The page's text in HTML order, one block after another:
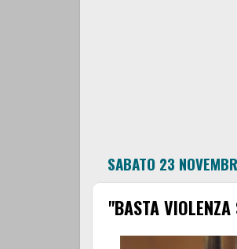
SABATO 23
"BASTA VIOLENZA